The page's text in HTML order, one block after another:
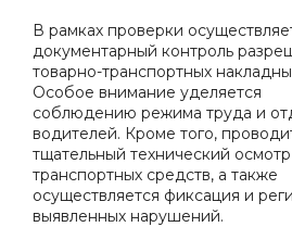
В рамках проверки
документарный контроль
товарно-транспортных
Особое внимание уделяется
соблюдению режима труда и
водителей. Кроме того,
тщательный технический осмотр
транспортных средств, а также
осуществляется фиксация и
выявленных нарушений.